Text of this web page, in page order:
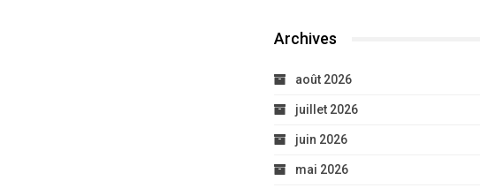
Archives
août 2026
juillet 2026
juin 2026
mai 2026